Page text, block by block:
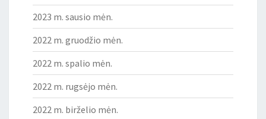
2023 m. sausio mėn.
2022 m. gruodžio mėn.
2022 m. spalio mėn.
2022 m. rugsėjo mėn.
2022 m. birželio mėn.